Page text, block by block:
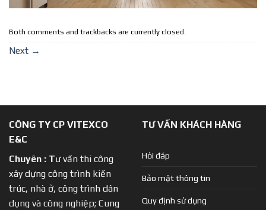
Both comments and trackbacks are currently closed.
Next →
CÔNG TY CP VITEXCO
E&C
Chuyên : Tư vấn thi công
xây dựng công trình kiến
trúc, nhà ở, công trình dân
dụng và công nghiệp; Cung
TƯ VẤN KHÁCH HÀNG
Hỏi đáp
Bảo mật thông tin
Quy định sử dụng